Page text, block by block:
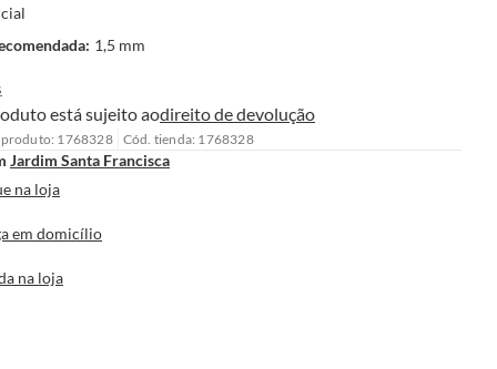
: 1,5 mm
está sujeito aodireito de devolução
produto: 1768328 Cód. tienda: 1768328
Jardim Santa Francisca
na loja
em domicílio
na loja